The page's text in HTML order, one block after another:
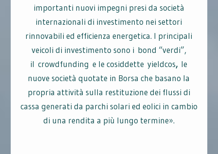
importanti nuovi impegni presi da società
internazionali di investimento nei settori
rinnovabili ed efficienza energetica. I principali
veicoli di investimento sono i bond “verdi”,
il crowdfunding e le cosiddette yieldcos, le
nuove società quotate in Borsa che basano la
propria attività sulla restituzione dei flussi di
cassa generati da parchi solari ed eolici in cambio
di una rendita a più lungo termine».